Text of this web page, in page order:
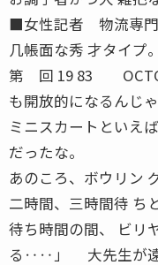
■女性記者 物流専門
几帳面な秀 才タイプ。
第 回 19 83
も開放的になるんじゃ
ミニスカートといえ
だったな。
あのころ、ボウリン
二時間、三時間待 ち
待ち時間の間、 ビリ
る‥‥」 大先生が遠